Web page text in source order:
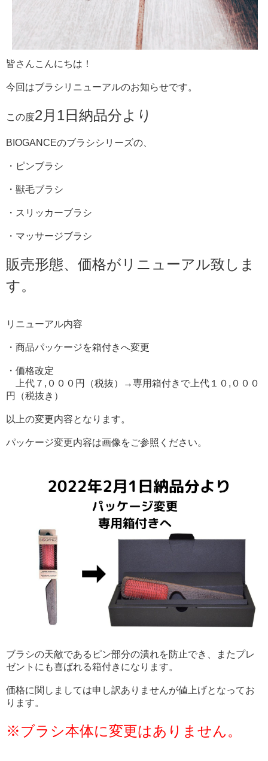
皆さんこんにちは！
今回はブラシリニューアルのお知らせです。
この度2月1日納品分より
BIOGANCEのブラシシリーズの、
・ピンブラシ
・獣毛ブラシ
・スリッカーブラシ
・マッサージブラシ
販売形態、価格がリニューアル致しま
す。
リニューアル内容
・商品パッケージを箱付きへ変更
・価格改定
上代７,０００円（税抜）→専用箱付きで上代１０,０００
円（税抜き）
以上の変更内容となります。
パッケージ変更内容は画像をご参照ください。
ブラシの天敵であるピン部分の潰れを防止でき、またプレ
ゼントにも喜ばれる箱付きになります。
価格に関しましては申し訳ありませんが値上げとなってお
ります。
※ブラシ本体に変更はありません。